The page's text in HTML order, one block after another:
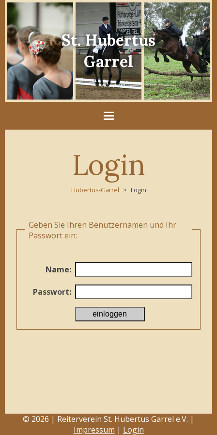
St. Hubertus
Garrel
Login
Hubertus-Garrel Login
Geben Sie Ihren Benutzernamen und Ihr
Passwort ein:
Name:
Passwort:
© 2026 | Reiterverein St. Hubertus Garrel e.V. |
Impressum | Login